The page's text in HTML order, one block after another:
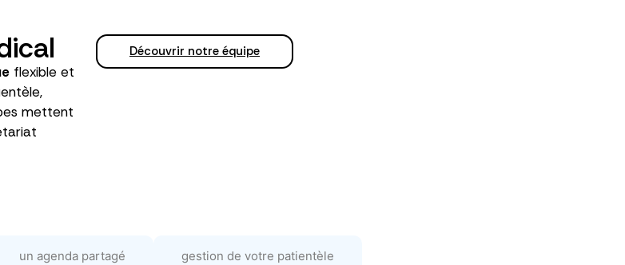
flexible et
mettent
Découvrir notre équipe
un agenda partagé gestion de votre patientèle